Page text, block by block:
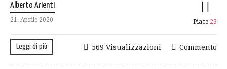
Alberto Arienti
21. Aprile 2020 Piace 23
Leggi di più Commento
569 Visualizzazioni